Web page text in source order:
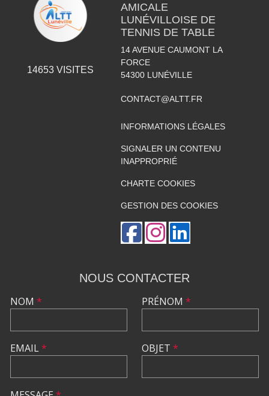
14653VISITES
AMICALE
LUNÉVILLOISE DE
TENNIS DE TABLE
14 AVENUE CAUMONT LA
FORCE
54300 LUNÉVILLE
CONTACT@ALTT.FR
INFORMATIONS LÉGALES
SIGNALER UN CONTENU
INAPPROPRIÉ
CHARTE COOKIES
GESTION DES COOKIES
NOUS CONTACTER
NOM *
EMAIL*
PRÉNOM *
OBJET *